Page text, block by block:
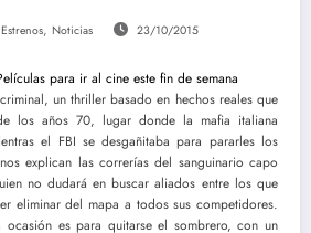
Estrenos, Noticias 23/10/2015
un thriller basado en hechos reales que
los años 70, lugar donde la mafia italiana
el FBI se desgañitaba para pararles los
explican las correrías del sanguinario capo
no dudará en buscar aliados entre los que
eliminar del mapa a todos sus competidores.
es para quitarse el sombrero, con un